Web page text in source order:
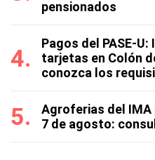
pensionados
Pagos del PASE-U:
tarjetas en Colón
conozca los
Agroferias del IMA
7 de agosto: